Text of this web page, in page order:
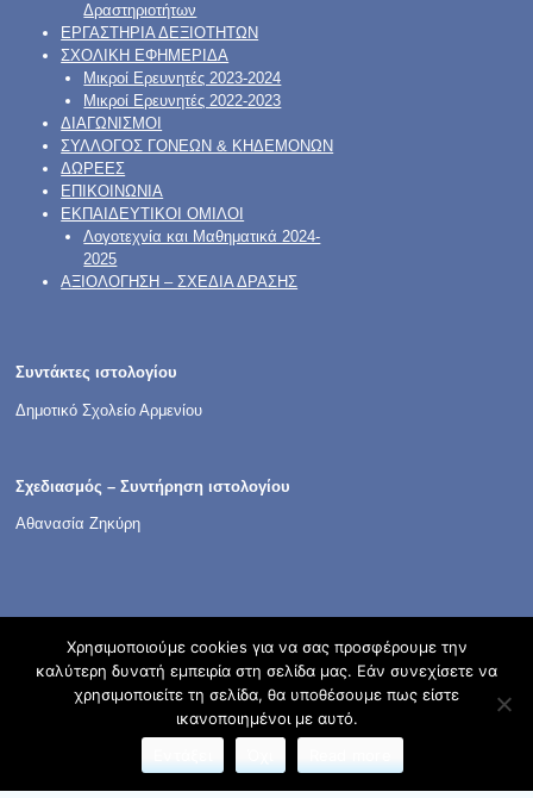
Δραστηριοτήτων
ΕΡΓΑΣΤΗΡΙΑ ΔΕΞΙΟΤΗΤΩΝ
ΣΧΟΛΙΚΗ ΕΦΗΜΕΡΙΔΑ
Μικροί Ερευνητές 2023-2024
Μικροί Ερευνητές 2022-2023
ΔΙΑΓΩΝΙΣΜΟΙ
ΣΥΛΛΟΓΟΣ ΓΟΝΕΩΝ & ΚΗΔΕΜΟΝΩΝ
ΔΩΡΕΕΣ
ΕΠΙΚΟΙΝΩΝΙΑ
ΕΚΠΑΙΔΕΥΤΙΚΟΙ ΟΜΙΛΟΙ
Λογοτεχνία και Μαθηματικά 2024-
2025
ΑΞΙΟΛΟΓΗΣΗ – ΣΧΕΔΙΑ ΔΡΑΣΗΣ
Συντάκτες ιστολογίου
Δημοτικό Σχολείο Αρμενίου
Σχεδιασμός – Συντήρηση ιστολογίου
Αθανασία Ζηκύρη
Φιλοξενείται στο https://blogs.sch.gr| Θέμα:Cute Frames
Όροι χρήσης blogs.sch.gr|Δήλωση προσβασιμότητας
Χρησιμοποιούμε cookies για να σας προσφέρουμε την
καλύτερη δυνατή εμπειρία στη σελίδα μας. Εάν συνεχίσετε να
χρησιμοποιείτε τη σελίδα, θα υποθέσουμε πως είστε
ικανοποιημένοι με αυτό.